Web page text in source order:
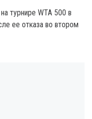
турнире WTA 500 в
ее отказа во втором